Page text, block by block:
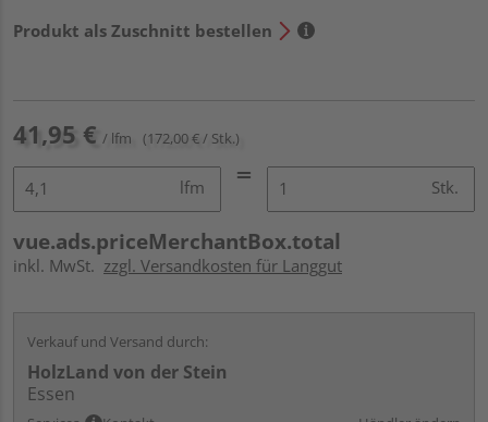
Produkt als Zuschnitt bestellen
41,95 € / lfm (172,00 € / Stk.)
lfm Stk.
vue.ads.priceMerchantBox.total
inkl. MwSt. zzgl. Versandkosten für Langgut
Verkauf und Versand durch:
HolzLand von der Stein
Essen